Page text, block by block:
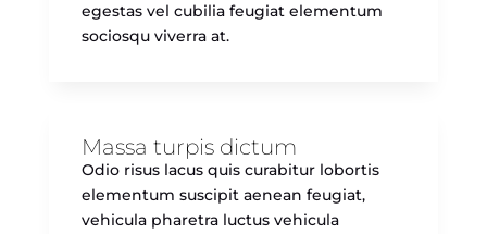
egestas vel cubilia feugiat elementum
sociosqu viverra at.
Massa turpis dictum
Odio risus lacus quis curabitur lobortis
elementum suscipit aenean feugiat,
vehicula pharetra luctus vehicula